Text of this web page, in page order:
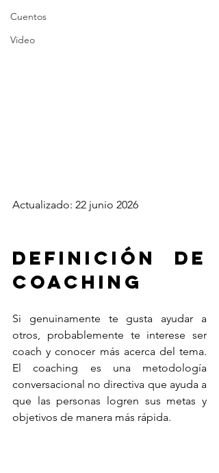
Cuentos
Video
Actualizado: 22 junio 2026
definición de
coaching
Si genuinamente te gusta ayudar a
otros, probablemente te interese ser
coach y conocer más acerca del tema.
El coaching es una metodología
conversacional no directiva que ayuda a
que las personas logren sus metas y
objetivos de manera más rápida.